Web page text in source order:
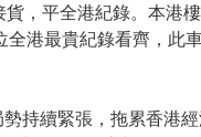
，平全港紀錄。本港
港最貴紀錄看齊，此
持續緊張，拖累香港